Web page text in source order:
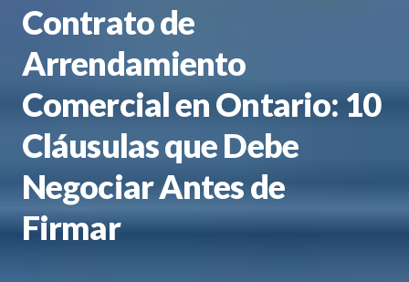
Contrato de
Arrendamiento
Comercial en Ontario: 10
Cláusulas que Debe
Negociar Antes de
Firmar